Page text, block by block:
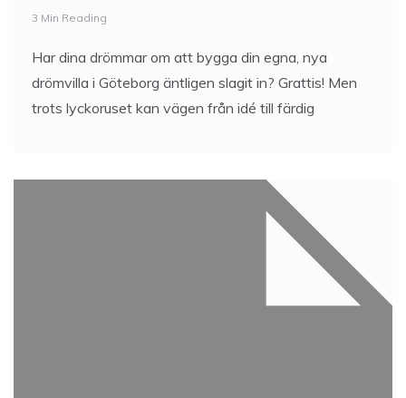
3 Min Reading
Har dina drömmar om att bygga din egna, nya
drömvilla i Göteborg äntligen slagit in? Grattis! Men
trots lyckoruset kan vägen från idé till färdig